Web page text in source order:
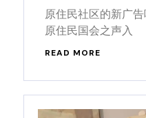
原住民社区的新广
原住民国会之声入
READ MORE